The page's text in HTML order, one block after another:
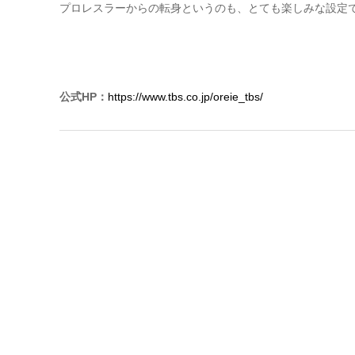
プロレスラーからの転身というのも、とても楽しみな設定
公式HP： https://www.tbs.co.jp/oreie_tbs/